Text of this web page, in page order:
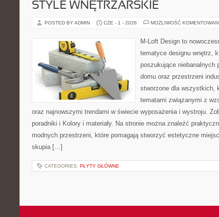
STYLE WNĘTRZARSKIE
POSTED BY ADMIN CZE - 1 - 2026 MOŻLIWOŚĆ
M-Loft Design to
tematyce designu wnętrz,
poszukujące niebanalnych
domu oraz przestrzeni
stworzone dla wszystkich,
tematami związanymi z
oraz najnowszymi trendami w świecie wyposażenia i wystroju.
poradniki i Kolory i materiały. Na stronie można znaleźć
modnych przestrzeni, które pomagają stworzyć estetyczne
skupia […]
CATEGORIES: PŁYTY GŁÓWNE